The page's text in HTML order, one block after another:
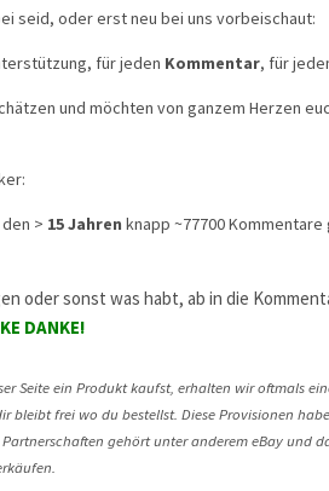
seid, oder erst neu bei uns vorbeischaut:
für jeden Kommentar, für
und möchten von ganzem Herzen
> 15 Jahren knapp ~77700
oder sonst was habt, ab in die
DANKE!
Seite ein Produkt kaufst, erhalten wir oftmals
bleibt frei wo du bestellst. Diese Provisionen
gehört unter anderem eBay und